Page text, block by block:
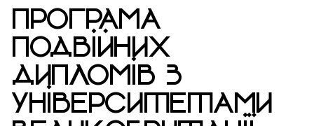
ПРОГРАМА
ПОДВІЙНИХ
ДИПЛОМІВ З
УНІВЕРСИТЕТАМИ